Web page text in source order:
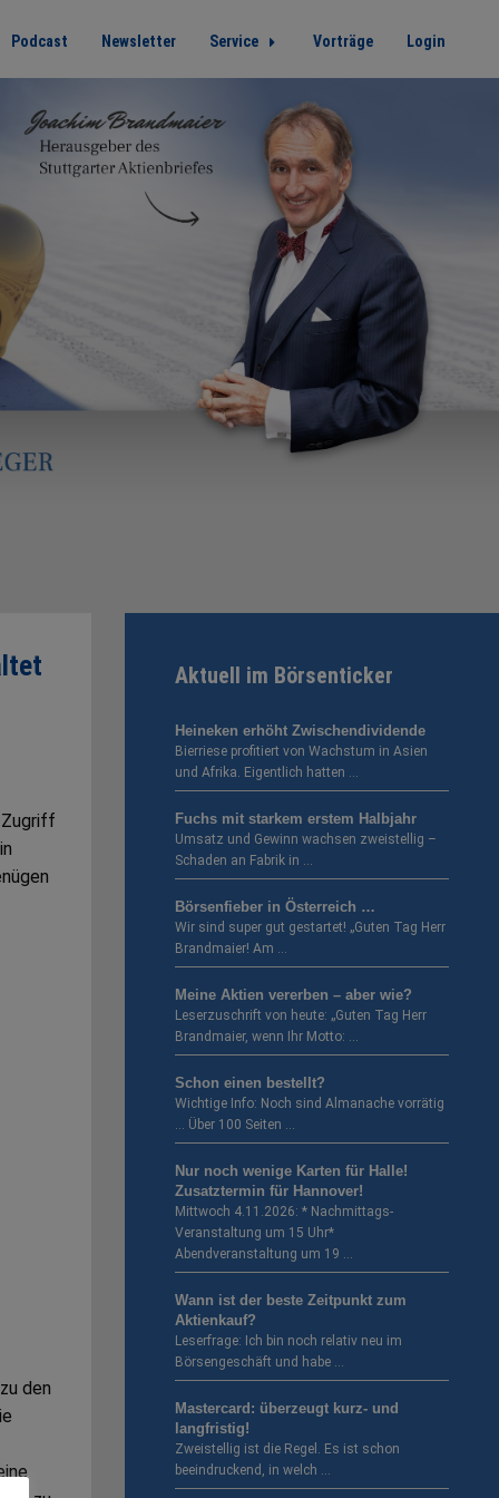
Podcast Newsletter Service Vorträge Login
Zugriff
den
Aktuell im Börsenticker
Heineken erhöht Zwischendividende
Bierriese profitiert von Wachstum in Asien
und Afrika. Eigentlich hatten …
Fuchs mit starkem erstem Halbjahr
Umsatz und Gewinn wachsen zweistellig –
Schaden an Fabrik in …
Börsenfieber in Österreich …
Wir sind super gut gestartet! „Guten Tag Herr
Brandmaier! Am …
Meine Aktien vererben – aber wie?
Leserzuschrift von heute: „Guten Tag Herr
Brandmaier, wenn Ihr Motto: …
Schon einen bestellt?
Wichtige Info: Noch sind Almanache vorrätig
… Über 100 Seiten …
Nur noch wenige Karten für Halle!
Zusatztermin für Hannover!
Mittwoch 4.11.2026: * Nachmittags-
Veranstaltung um 15 Uhr*
Abendveranstaltung um 19 …
Wann ist der beste Zeitpunkt zum
Aktienkauf?
Leserfrage: Ich bin noch relativ neu im
Börsengeschäft und habe …
Mastercard: überzeugt kurz- und
langfristig!
Zweistellig ist die Regel. Es ist schon
beeindruckend, in welch …